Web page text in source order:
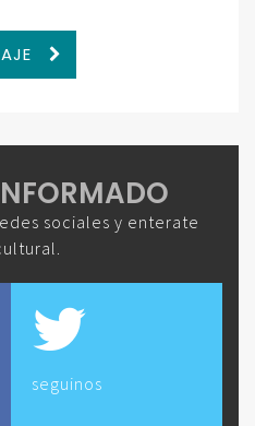
sociales y enterate
seguinos